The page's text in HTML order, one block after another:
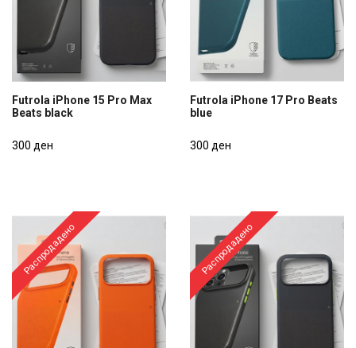
Beats black
Futrola iPhone 15 Pro Max
Beats black
300 ден
blue
Futrola iPhone 17 Pro Beats
blue
300 ден
Распродадено Распродадено